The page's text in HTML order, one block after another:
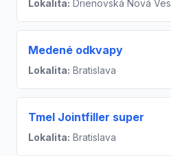
Lokalita: Drienovská Nová Ves
Medené odkvapy
Lokalita: Bratislava
Tmel Jointfiller super
Lokalita: Bratislava